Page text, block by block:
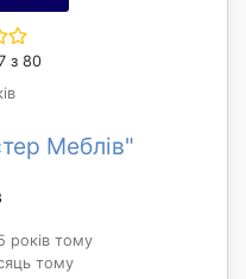
з 80
Меблів"
років тому
тому